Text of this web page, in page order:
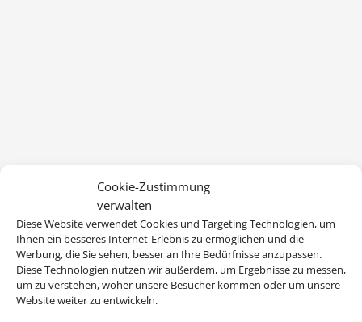
Cookie-Zustimmung
verwalten
Diese Website verwendet Cookies und Targeting Technologien, um
Ihnen ein besseres Internet-Erlebnis zu ermöglichen und die
Werbung, die Sie sehen, besser an Ihre Bedürfnisse anzupassen.
Diese Technologien nutzen wir außerdem, um Ergebnisse zu messen,
um zu verstehen, woher unsere Besucher kommen oder um unsere
Website weiter zu entwickeln.